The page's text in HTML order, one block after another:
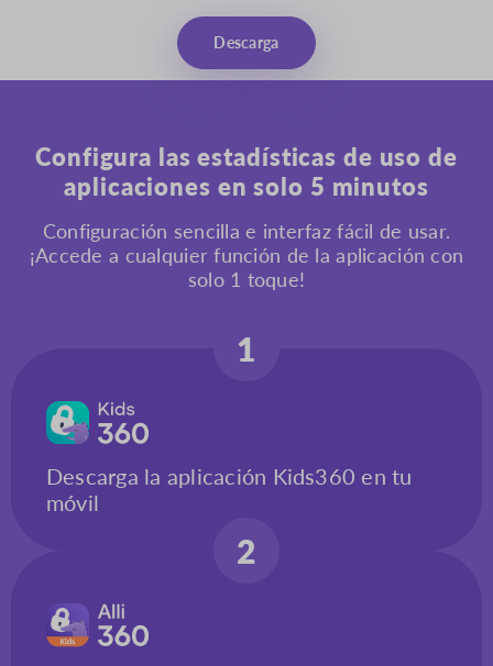
Descarga
Configura las estadísticas de uso de
aplicaciones en solo 5 minutos
Configuración sencilla e interfaz fácil de usar.
¡Accede a cualquier función de la aplicación con
solo 1 toque!
Descarga la aplicación Kids360 en tu
móvil
1
2